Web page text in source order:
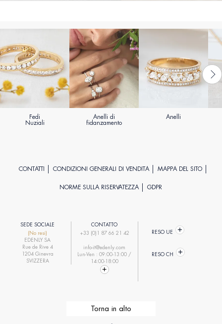
Fedi
Nuziali
Anelli di
fidanzamento
Anelli
CONTATTI CONDIZIONI GENERALI DI VENDITA MAPPA DEL SITO
NORME SULLA RISERVATEZZA GDPR
SEDE SOCIALE
(No resi)
EDENLY SA
Rue de Rive 4
1204 Ginevra
SVIZZERA
CONTATTO
+33 (0)1 87 66 21 42
info-it@edenly.com
Lun-Ven : 09:00-13:00 /
14:00-18:00
RESO UE
RESO CH
Torna in alto